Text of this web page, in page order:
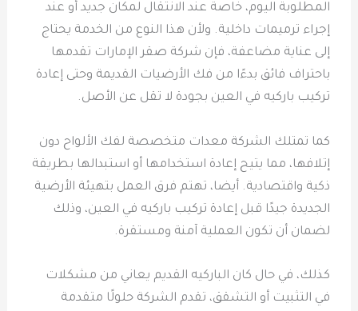
المطلوبة اليوم، خاصة عند الانتقال لمكان جديد أو عند
إجراء ترميمات داخلية. ولأن هذا النوع من الخدمة يحتاج
إلى عناية مضاعفة، فإن شركة صقر الإمارات تقدمها
باحتراف فائق بدءًا من فك الأرضيات القديمة وحتى إعادة
تركيب باركيه في العين بجودة لا تقل عن الأصل.
كما تمتلك الشركة معدات متخصصة لفك الألواح دون
إتلافها، مما يتيح إعادة استخدامها أو استبدالها بطريقة
ذكية واقتصادية. أيضا، تهتم فرق العمل بتهيئة الأرضية
الجديدة جيدًا قبل إعادة تركيب باركيه في العين، وذلك
لضمان أن تكون العملية آمنة ومستقرة.
كذلك، في حال كان الباركيه القديم يعاني من مشكلات
في التثبيت أو التشقق، تقدم الشركة حلولًا متقدمة